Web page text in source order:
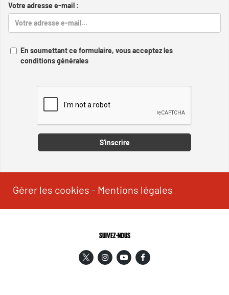
Votre adresse e-mail :
En soumettant ce formulaire, vous acceptez les
conditions générales
S'inscrire
Gérer les cookies - Mentions légales
SUIVEZ-NOUS